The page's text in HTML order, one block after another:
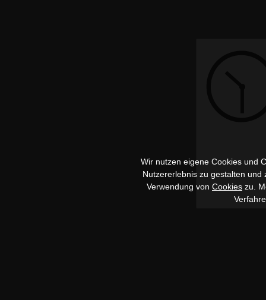
Wir nutzen eigene Cookies und
Nutzererlebnis zu gestalten
Verwendung von Cookies zu.